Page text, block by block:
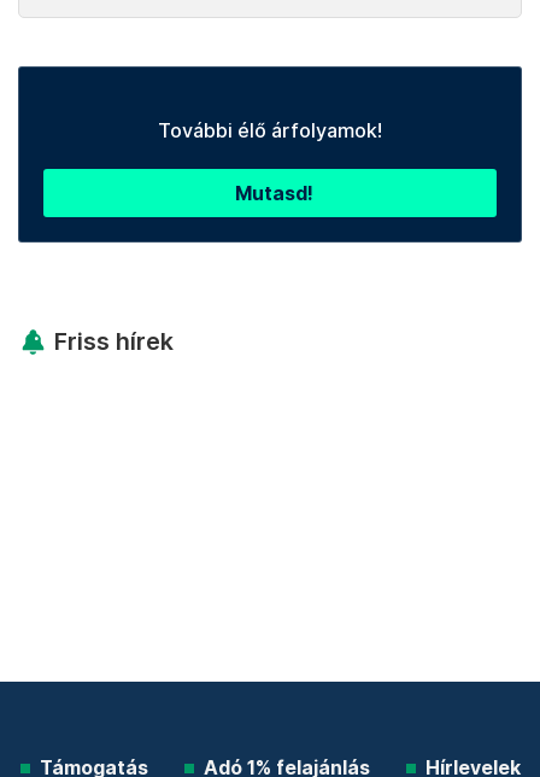
További élő árfolyamok!
Mutasd!
Friss hírek
Támogatás Adó 1% felajánlás Hírlevelek